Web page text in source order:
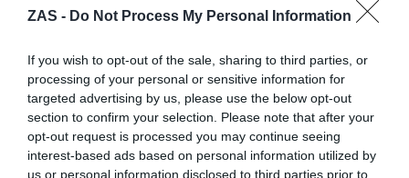
ZAS - Do Not Process My Personal Information
If you wish to opt-out of the sale, sharing to third parties, or
processing of your personal or sensitive information for
targeted advertising by us, please use the below opt-out
section to confirm your selection. Please note that after your
opt-out request is processed you may continue seeing
interest-based ads based on personal information utilized by
us or personal information disclosed to third parties prior to
Ver producto Ver producto
-50% -50%